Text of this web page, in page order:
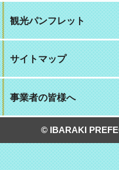
観光パンフレット
サイトマップ
事業者の皆様へ
© IBARAKI